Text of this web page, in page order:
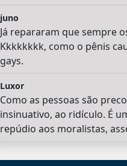
juno
Já repararam que sempre
Kkkkkkkk, como o pênis
gays.
Luxor
Como as pessoas são
insinuativo, ao ridículo. É
repúdio aos moralistas,